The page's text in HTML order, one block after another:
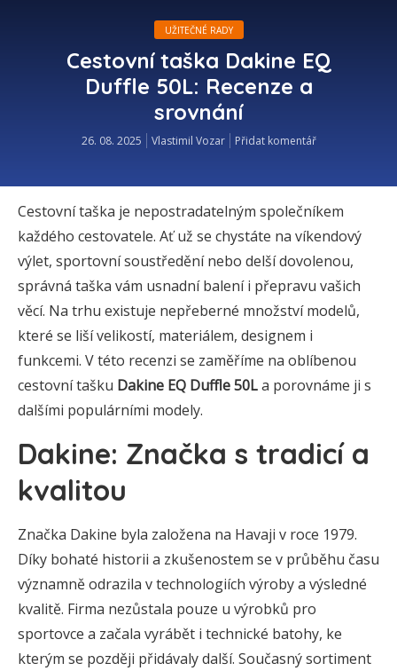
UŽITEČNÉ RADY
Cestovní taška Dakine EQ
Duffle 50L: Recenze a
srovnání
26. 08. 2025 Vlastimil Vozar Přidat komentář
Cestovní taška je nepostradatelným společníkem
každého cestovatele. Ať už se chystáte na víkendový
výlet, sportovní soustředění nebo delší dovolenou,
správná taška vám usnadní balení i přepravu vašich
věcí. Na trhu existuje nepřeberné množství modelů,
které se liší velikostí, materiálem, designem i
funkcemi. V této recenzi se zaměříme na oblíbenou
cestovní tašku Dakine EQ Duffle 50La porovnáme ji s
dalšími populárními modely.
Dakine: Značka s tradicí a
kvalitou
Značka Dakine byla založena na Havaji v roce 1979.
Díky bohaté historii a zkušenostem se v průběhu času
významně odrazila v technologiích výroby a výsledné
kvalitě. Firma nezůstala pouze u výrobků pro
sportovce a začala vyrábět i technické batohy, ke
kterým se později přidávaly další. Současný sortiment